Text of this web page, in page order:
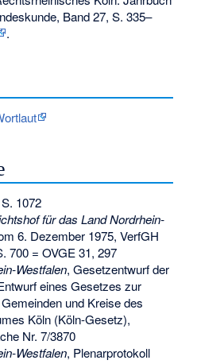
Band 27, S. 335–
.
1072
für das Land Nordrhein-
6. Dezember 1975, VerfGH
700 = OVGE 31, 297
Westfalen, Gesetzentwurf der
eines Gesetzes zur
und Kreise des
Köln (Köln-Gesetz),
Nr. 7/3870
Westfalen, Plenarprotokoll